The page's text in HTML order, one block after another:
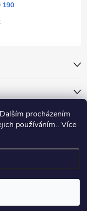
procházením
používáním.. Více
190
práva vyhrazena.